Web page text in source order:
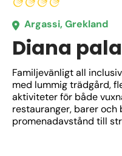
Argassi, Grekland
Diana
Familjevänligt all
med lummig trädgård,
aktiviteter för både
restauranger, barer och
promenadavstånd till